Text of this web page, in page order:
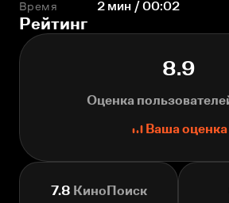
Время 2 мин / 00:02
Рейтинг
8.9
Оценка
Ваша оценка
7.8 КиноПоиск